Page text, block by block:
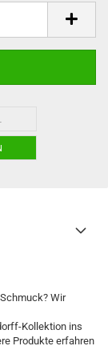
Wir
Kollektion ins
Produkte erfahren